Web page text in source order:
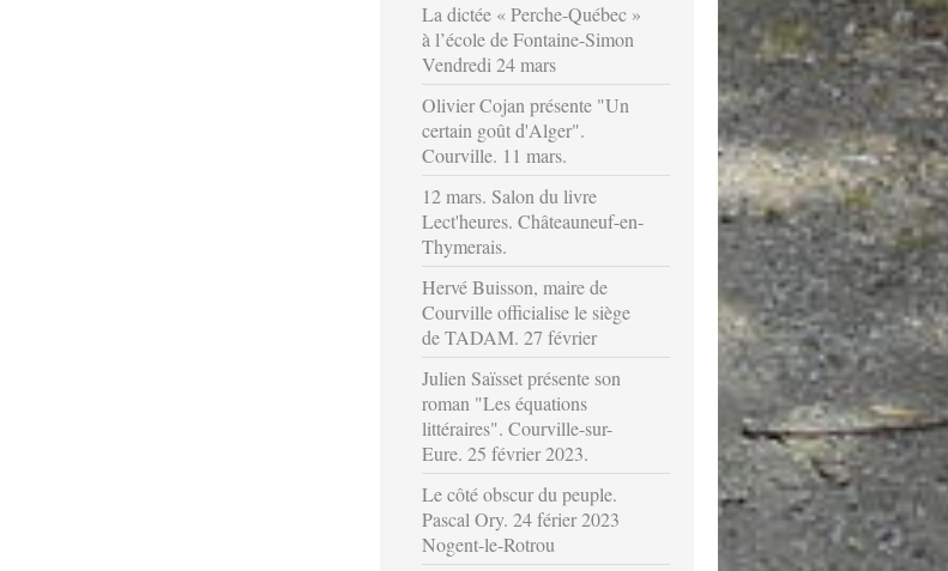
La dictée « Perche-Québec »
à l’école de Fontaine-Simon
Vendredi 24 mars
Olivier Cojan présente "Un
certain goût d'Alger".
Courville. 11 mars.
12 mars. Salon du livre
Lect'heures. Châteauneuf-en-
Thymerais.
Hervé Buisson, maire de
Courville officialise le siège
de TADAM. 27 février
Julien Saïsset présente son
roman "Les équations
littéraires". Courville-sur-
Eure. 25 février 2023.
Le côté obscur du peuple.
Pascal Ory. 24 férier 2023
Nogent-le-Rotrou